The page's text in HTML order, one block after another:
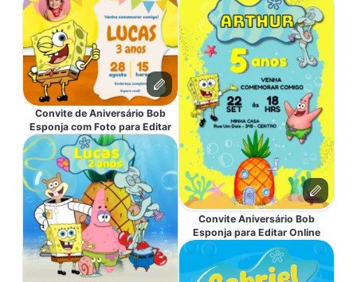
Convite de Aniversário Bob
Esponja com Foto para Editar
Convite Aniversário Bob
Esponja para Editar Online